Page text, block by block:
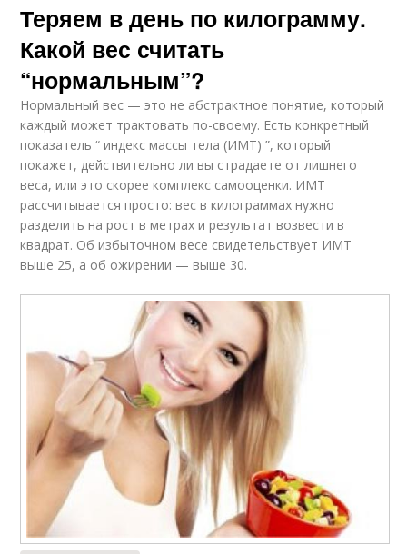
Теряем в день по килограмму.
Какой вес считать
“нормальным”?
Нормальный вес — это не абстрактное понятие, который
каждый может трактовать по-своему. Есть конкретный
показатель “ индекс массы тела (ИМТ) ”, который
покажет, действительно ли вы страдаете от лишнего
веса, или это скорее комплекс самооценки. ИМТ
рассчитывается просто: вес в килограммах нужно
разделить на рост в метрах и результат возвести в
квадрат. Об избыточном весе свидетельствует ИМТ
выше 25, а об ожирении — выше 30.